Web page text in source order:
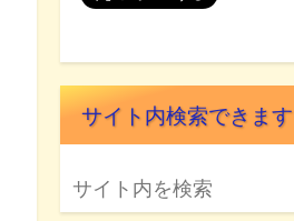
サイト内検索できます